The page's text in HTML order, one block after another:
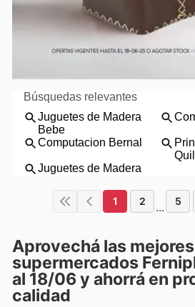
1 2 ... 5
Aprovechá las
supermercados
al 18/06 y ahorrá en
calidad